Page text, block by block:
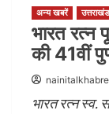
अन्य खबरें उत्तराखंड
भारत रत्न
की 41वीं
भारत रत्न स्व.